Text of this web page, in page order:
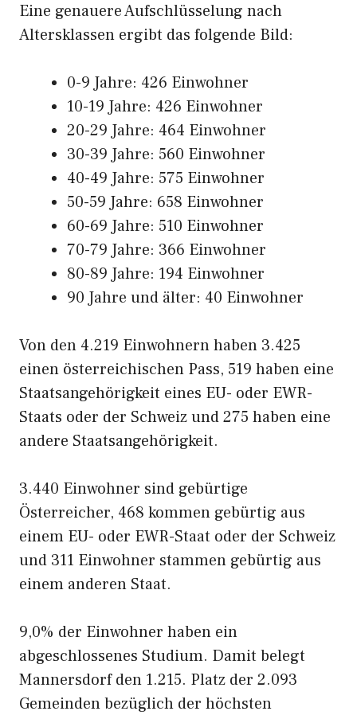
Eine genauere Aufschlüsselung nach
Altersklassen ergibt das folgende Bild:
0-9 Jahre: 426 Einwohner
10-19 Jahre: 426 Einwohner
20-29 Jahre: 464 Einwohner
30-39 Jahre: 560 Einwohner
40-49 Jahre: 575 Einwohner
50-59 Jahre: 658 Einwohner
60-69 Jahre: 510 Einwohner
70-79 Jahre: 366 Einwohner
80-89 Jahre: 194 Einwohner
90 Jahre und älter: 40 Einwohner
Von den 4.219 Einwohnern haben 3.425
einen österreichischen Pass, 519 haben eine
Staatsangehörigkeit eines EU- oder EWR-
Staats oder der Schweiz und 275 haben eine
andere Staatsangehörigkeit.
3.440 Einwohner sind gebürtige
Österreicher, 468 kommen gebürtig aus
einem EU- oder EWR-Staat oder der Schweiz
und 311 Einwohner stammen gebürtig aus
einem anderen Staat.
9,0% der Einwohner haben ein
abgeschlossenes Studium. Damit belegt
Mannersdorf den 1.215. Platz der 2.093
Gemeinden bezüglich der höchsten